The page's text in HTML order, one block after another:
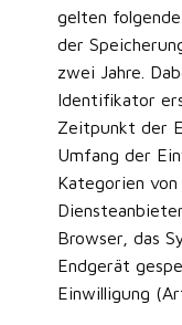
gelten
der
zwei Jahre.
Identifikator
Zeitpunkt der
Umfang der
Kategorien
Browser, das
Endgerät
Einwilligung